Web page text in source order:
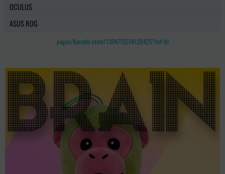
OCULUS
ASUS ROG
pages/Konzole-store/1394715514120425?ref=hl